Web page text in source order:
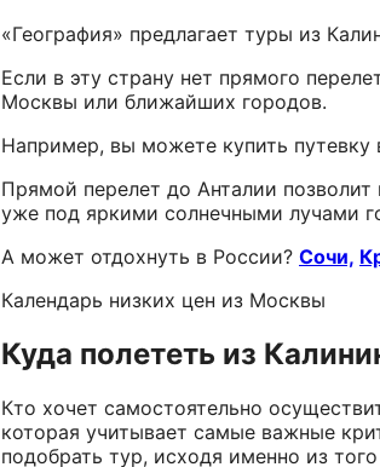
«География» предлагает туры из
Если в эту страну нет прямого
Москвы или ближайших городов.
Например, вы можете купить путевку
Прямой перелет до Анталии
уже под яркими солнечными лучами
А может отдохнуть в России? Сочи,
Календарь низких цен из Москвы
Куда полететь из
Кто хочет самостоятельно
которая учитывает самые важные
подобрать тур, исходя именно из